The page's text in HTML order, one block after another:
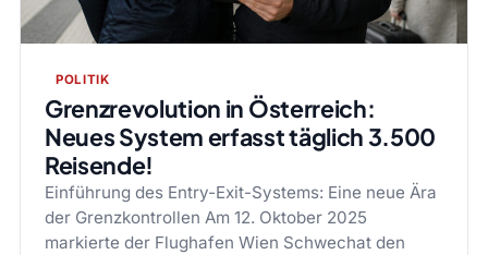
POLITIK
Grenzrevolution in Österreich:
Neues System erfasst täglich 3.500
Reisende!
Einführung des Entry-Exit-Systems: Eine neue Ära
der Grenzkontrollen Am 12. Oktober 2025
markierte der Flughafen Wien Schwechat den